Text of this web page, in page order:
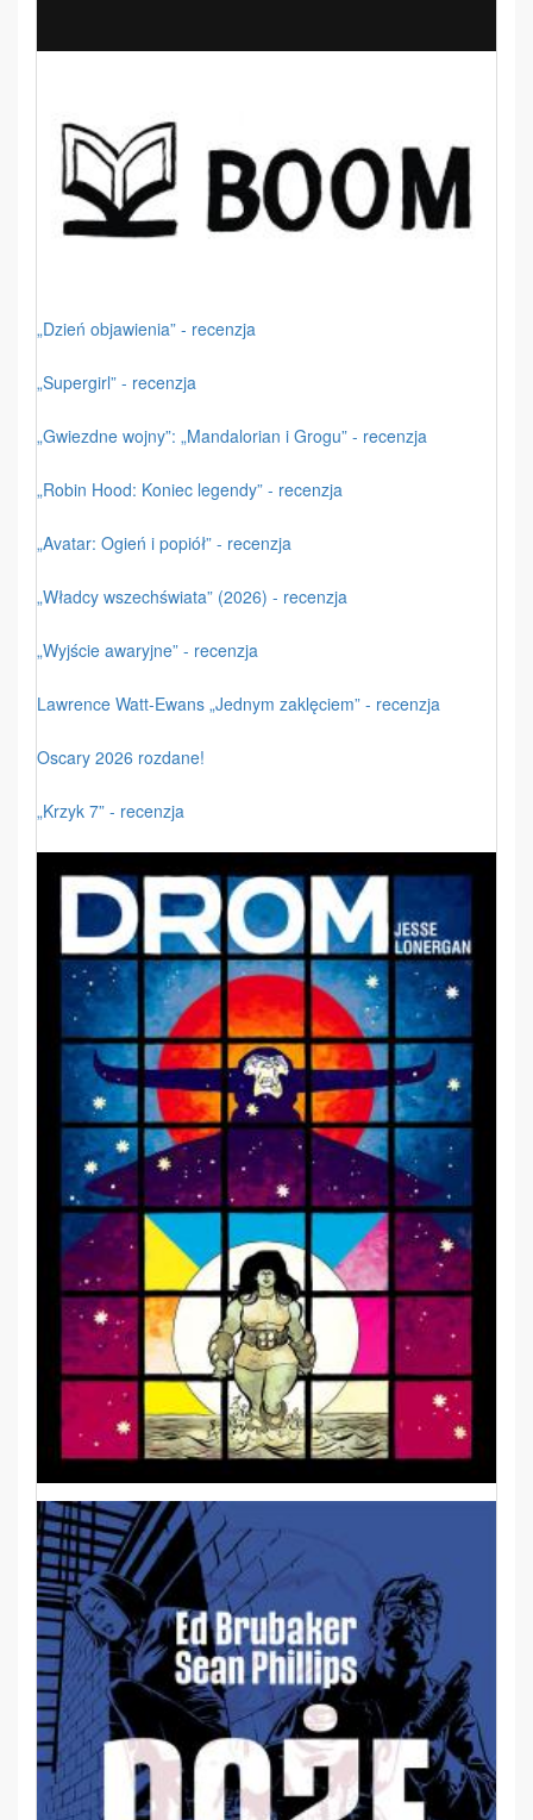
„Dzień objawienia” - recenzja
„Supergirl” - recenzja
„Gwiezdne wojny”: „Mandalorian i Grogu” - recenzja
„Robin Hood: Koniec legendy” - recenzja
„Avatar: Ogień i popiół” - recenzja
„Władcy wszechświata” (2026) - recenzja
„Wyjście awaryjne” - recenzja
Lawrence Watt-Ewans „Jednym zaklęciem” - recenzja
Oscary 2026 rozdane!
„Krzyk 7” - recenzja